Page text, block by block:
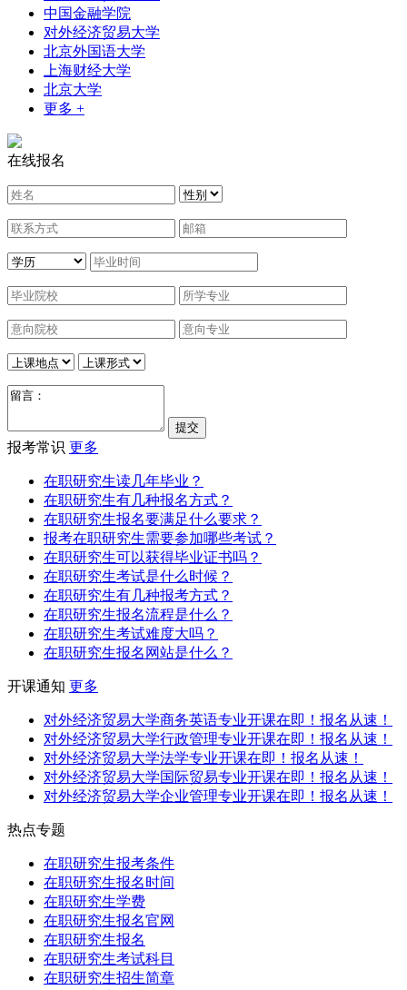
中国金融学院
对外经济贸易大学
北京外国语大学
上海财经大学
北京大学
更多 +
在线报名
报考常识 更多
在职研究生读几年毕业？
在职研究生有几种报名方式？
在职研究生报名要满足什么要求？
报考在职研究生需要参加哪些考试？
在职研究生可以获得毕业证书吗？
在职研究生考试是什么时候？
在职研究生有几种报考方式？
在职研究生报名流程是什么？
在职研究生考试难度大吗？
在职研究生报名网站是什么？
开课通知 更多
对外经济贸易大学商务英语专业开课在即！报名从速！
对外经济贸易大学行政管理专业开课在即！报名从速！
对外经济贸易大学法学专业开课在即！报名从速！
对外经济贸易大学国际贸易专业开课在即！报名从速！
对外经济贸易大学企业管理专业开课在即！报名从速！
热点专题
在职研究生报考条件
在职研究生报名时间
在职研究生学费
在职研究生报名官网
在职研究生报名
在职研究生考试科目
在职研究生招生简章